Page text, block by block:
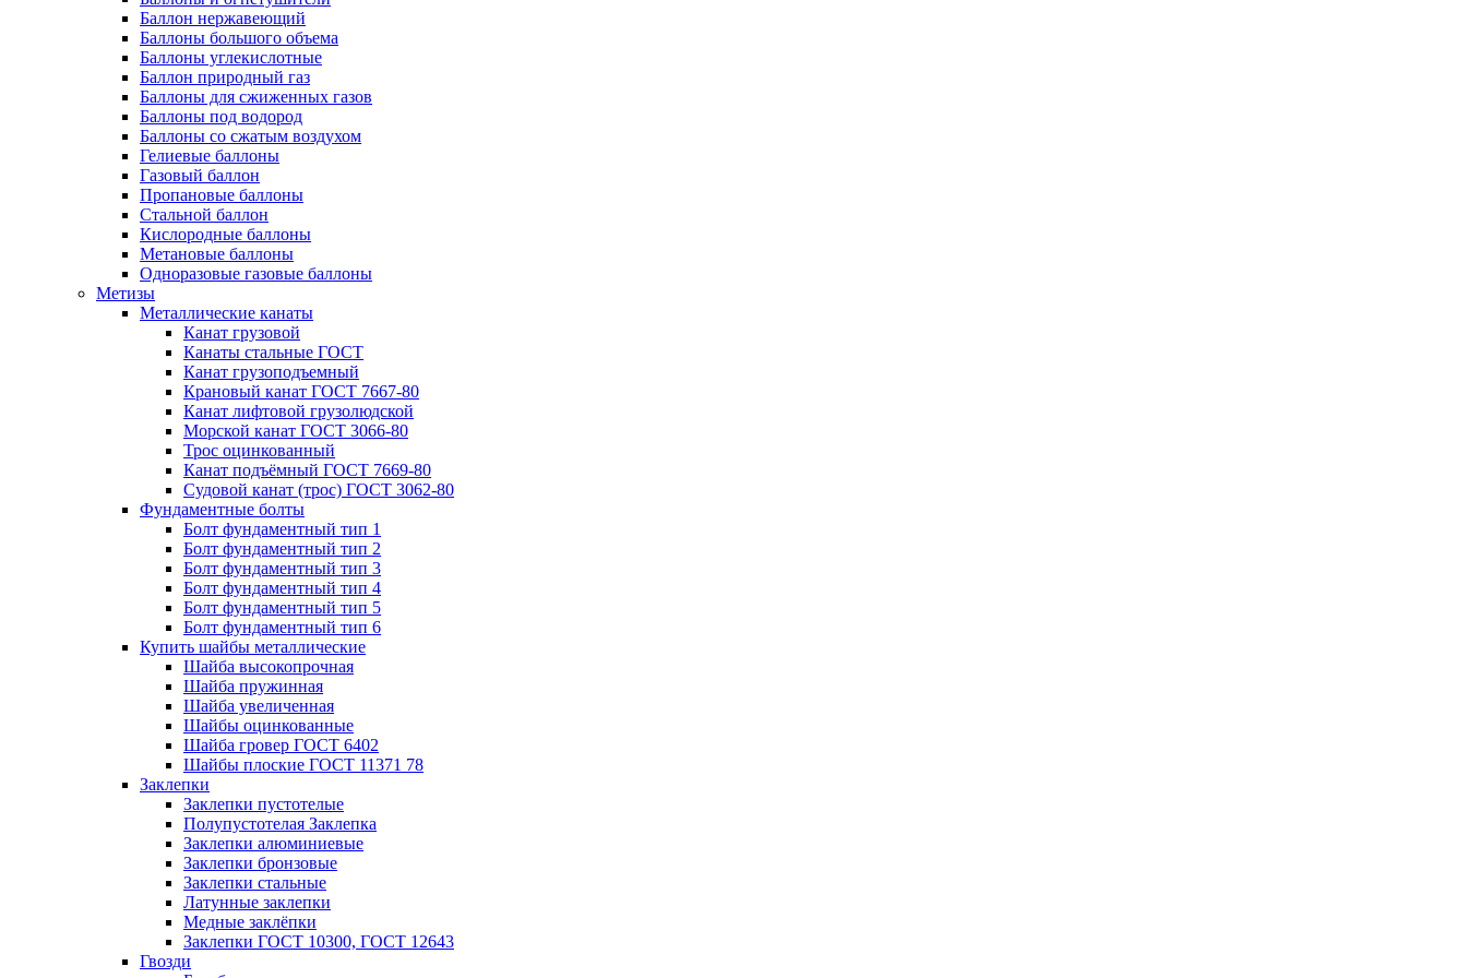
Баллон нержавеющий
Баллоны большого объема
Баллоны углекислотные
Баллон природный газ
Баллоны для сжиженных газов
Баллоны под водород
Баллоны со сжатым воздухом
Гелиевые баллоны
Газовый баллон
Пропановые баллоны
Стальной баллон
Кислородные баллоны
Метановые баллоны
Одноразовые газовые баллоны
Метизы
Металлические канаты
Канат грузовой
Канаты стальные ГОСТ
Канат грузоподъемный
Крановый канат ГОСТ 7667-80
Канат лифтовой грузолюдской
Морской канат ГОСТ 3066-80
Трос оцинкованный
Канат подъёмный ГОСТ 7669-80
Судовой канат (трос) ГОСТ 3062-80
Фундаментные болты
Болт фундаментный тип 1
Болт фундаментный тип 2
Болт фундаментный тип 3
Болт фундаментный тип 4
Болт фундаментный тип 5
Болт фундаментный тип 6
Купить шайбы металлические
Шайба высокопрочная
Шайба пружинная
Шайба увеличенная
Шайбы оцинкованные
Шайба гровер ГОСТ 6402
Шайбы плоские ГОСТ 11371 78
Заклепки
Заклепки пустотелые
Полупустотелая Заклепка
Заклепки алюминиевые
Заклепки бронзовые
Заклепки стальные
Латунные заклепки
Медные заклёпки
Заклепки ГОСТ 10300, ГОСТ 12643
Гвозди